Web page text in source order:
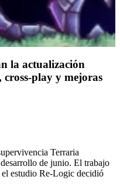
la actualización
play y mejoras
Terraria
de junio. El trabajo
estudio Re-Logic decidió